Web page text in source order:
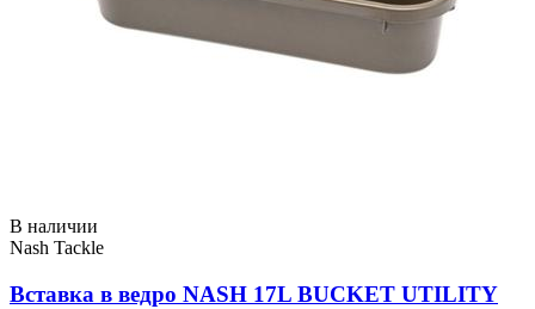
В наличии
Nash Tackle
Вставка в ведро NASH 17L BUCKET UTILITY